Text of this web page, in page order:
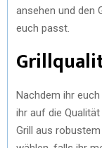
ansehen und den
euch passt.
Nachdem ihr
ihr auf die
Grill aus